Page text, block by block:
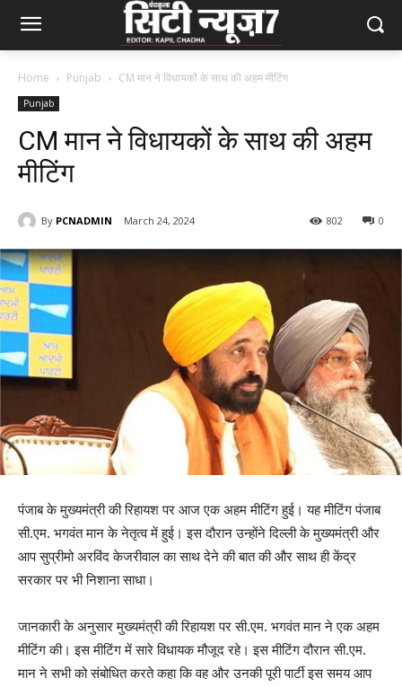
Home Punjab CM मान ने विधायकों के साथ की अहम मीटिंग
Punjab
CM मान ने विधायकों के साथ की अहम
मीटिंग
By PCNADMIN March 24, 2024 0
802
पंजाब के मुख्यमंत्री की रिहायश पर आज एक अहम मीटिंग हुई। यह मीटिंग पंजाब
सी.एम. भगवंत मान के नेतृत्व में हुई। इस दौरान उन्होंने दिल्ली के मुख्यमंत्री और
आप सुप्रीमो अरविंद केजरीवाल का साथ देने की बात की और साथ ही केंद्र
सरकार पर भी निशाना साधा।
जानकारी के अनुसार मुख्यमंत्री की रिहायश पर सी.एम. भगवंत मान ने एक अहम
मीटिंग की। इस मीटिंग में सारे विधायक मौजूद रहे। इस मीटिंग दौरान सी.एम.
मान ने सभी को संबोधित करते कहा कि वह और उनकी पूरी पार्टी इस समय आप